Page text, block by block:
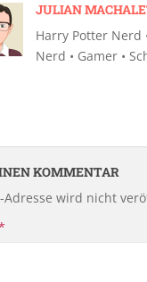
JULIAN
Harry Potter Nerd
Nerd • Gamer •
KOMMENTAR
Adresse wird nicht